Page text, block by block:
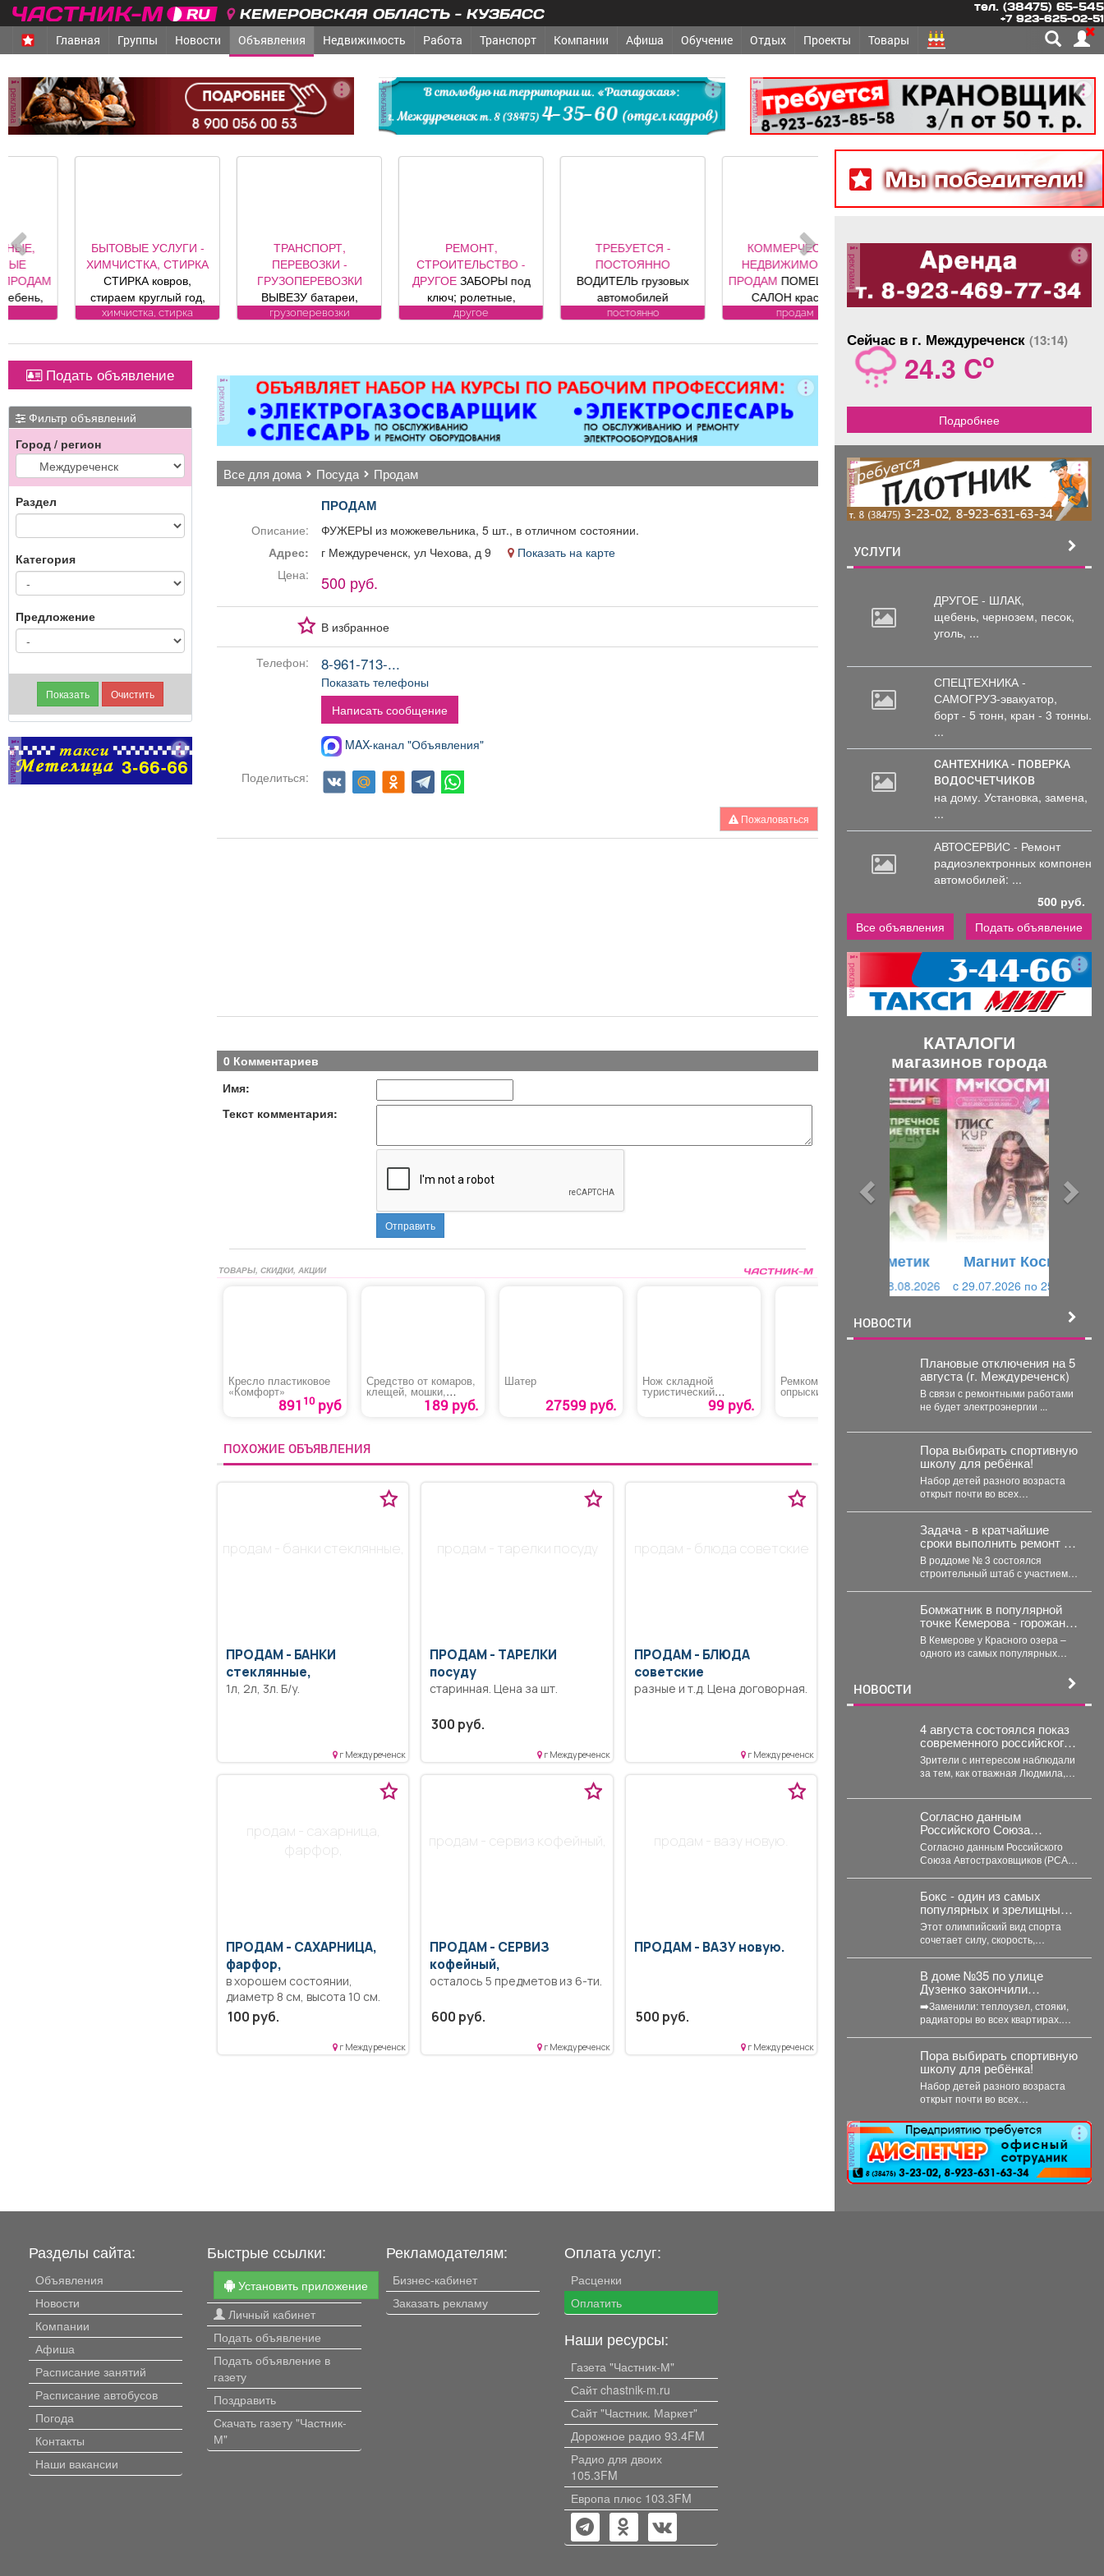
КЕМЕРОВСКАЯ ОБЛАСТЬ - КУЗБАСС тел. (38475) 65-545
+7 923-625-02-51
Главная Группы Новости Объявления Недвижимость Работа Транспорт Компании Афиша Обучение Отдых Проекты Товары
реклама реклама реклама
БЫТОВЫЕ УСЛУГИ -
ХИМЧИСТКА, СТИРКА
СТИРКА ковров,
стираем круглый год,
заберем и привезем
Пенсионерам скидка
10%. (Фабрика «Чистый
ковер»).
химчистка, стирка
ТРАНСПОРТ,
ПЕРЕВОЗКИ -
ГРУЗОПЕРЕВОЗКИ
ВЫВЕЗУ батареи,
ванны, печки,
БЕСПЛАТНО.
грузоперевозки
СТРОИТЕЛЬСТВО -
ДРУГОЕ
ЗАБОРЫ под
ключ; ролетные,
секционные ворота (от
представителя
откатные ворота; все
виды сварочных работ;
металлоконструкции;
бетонные работы
любой сложности.
Пенсионерам скидка
10%.
ТРЕБУЕТСЯ -
ПОСТОЯННО
ВОДИТЕЛЬ грузовых
автомобилей
Требования к
Подробности по
КОММЕРЧЕСКАЯ
НЕДВИЖИМОСТЬ -
ПРОДАМ
ПОМЕЩЕНИЕ,
САЛОН красоты
«Оазис», площадь 88, 8
Юдина, 1, хороший
оборудованием,
имеется парковка, торг
уместен.
Подать объявление
Фильтр объявлений
Город / регион
Раздел
Категория
Предложение
реклама
реклама
все для дома посуда продам
ПРОДАМ
Описание:
ФУЖЕРЫ из можжевельника, 5 шт., в отличном состоянии.
Адрес:
г Междуреченск, ул Чехова, д 9
Показать на карте
Цена:
500 руб.
В избранное
Телефон: 8-961-713-...
Показать телефоны
Написать сообщение
MAX-канал "Объявления"
Поделиться:
Пожаловаться
0 Комментариев
Имя:
Текст комментария:
Отправить
ТОВАРЫ, СКИДКИ, АКЦИИ
Кресло пластиковое
«Комфорт»
891 10руб
Средство от комаров,
клещей, мошки,
слепней, блох «Picnic
189 руб.
Шатер
27599 руб.
Нож складной
туристический
«Traveler» 99 руб.
Ремкомплект для
опрыскивателя
«ОП-220 №4»
Спиннинг штекерный
карбон
999 руб.
Бассейн
детский
ПОХОЖИЕ ОБЪЯВЛЕНИЯ
продам - банки стеклянные,
ПРОДАМ - БАНКИ
стеклянные,
1л, 2л, 3л. Б/у.
г Междуреченск
продам - тарелки посуду
ПРОДАМ - ТАРЕЛКИ
посуду
старинная. Цена за шт.
300 руб.
г Междуреченск
продам - блюда советские
ПРОДАМ - БЛЮДА
советские
разные и т.д. Цена договорная.
г Междуреченск
продам - сахарница,
фарфор,
ПРОДАМ - САХАРНИЦА,
фарфор,
в хорошем состоянии,
диаметр 8 см, высота 10 см.
100 руб.
г Междуреченск
продам - сервиз кофейный,
ПРОДАМ - СЕРВИЗ
кофейный,
осталось 5 предметов из 6-ти.
600 руб.
г Междуреченск
продам - вазу новую.
ПРОДАМ - ВАЗУ новую.
500 руб.
г Междуреченск
Мы победители!
реклама
Сейчас в г. Междуреченск (13:14)
24.3 Co
Подробнее
реклама
УСЛУГИ
ДРУГОЕ - ШЛАК,
щебень, чернозем, песок,
уголь, ...
СПЕЦТЕХНИКА -
САМОГРУЗ-эвакуатор,
борт - 5 тонн, кран - 3 тонны.
...
САНТЕХНИКА - ПОВЕРКА
ВОДОСЧЕТЧИКОВ
на дому. Установка, замена,
...
АВТОСЕРВИС - Ремонт
радиоэлектронных
автомобилей: ...
500 руб.
Все объявления
Подать объявление
реклама
КАТАЛОГИ
магазинов города
Магнит Косметик
c 29.07.2026 по 25.08.2026
НОВОСТИ
Плановые отключения на 5
августа (г. Междуреченск)
В связи с ремонтными работами
не будет электроэнергии ...
Пора выбирать спортивную
школу для ребёнка!
Набор детей разного возраста
открыт почти во всех
Задача - в кратчайшие
сроки выполнить ремонт и
создать комфортные и
безопасные условия для
будущих мам и
новорождённых.
В роддоме № 3 состоялся
строительный штаб с участием
руководства...
Бомжатник в популярной
точке Кемерова - горожанка
обнаружила жуткий объект
на Красном озере
В Кемерове у Красного озера –
одного из самых популярных
НОВОСТИ
4 августа состоялся показ
современного российского
анимационного фильма
«Руслан и Людмила.
Больше, чем сказка»
(2023).
Зрители с интересом наблюдали
за тем, как отважная Людмила,
становиться жертвой, попадает...
Согласно данным
Российского Союза
Автостраховщиков (РСА),
страховые компании за
первое полугодие 2026 года
выплатили более 35,3
млрд руб.
Согласно данным Российского
Союза Автостраховщиков (РСА),
более...
Бокс - один из самых
популярных и зрелищных
видов единоборств,
история которого
насчитывает не одно
столетие.
Этот олимпийский вид спорта
сочетает силу, скорость,
В доме №35 по улице
Дузенко закончили
капитальный ремонт
системы отопления.
➡️Заменили: теплоузел, стояки,
радиаторы во всех квартирах.
сделаны...
Пора выбирать спортивную
школу для ребёнка!
Набор детей разного возраста
открыт почти во всех
ближайший четверг, 6...
реклама
Разделы сайта:
Объявления
Новости
Компании
Афиша
Расписание занятий
Расписание автобусов
Погода
Контакты
Наши вакансии
Быстрые ссылки:
Установить приложение
Личный кабинет
Подать объявление
Подать объявление в
газету
Поздравить
Скачать газету "Частник-
М"
Рекламодателям:
Бизнес-кабинет
Заказать рекламу
Оплата услуг:
Расценки
Оплатить
Наши ресурсы:
Газета "Частник-М"
Сайт chastnik-m.ru
Сайт "Частник. Маркет"
Дорожное радио 93.4FM
Радио для двоих
105.3FM
Европа плюс 103.3FM